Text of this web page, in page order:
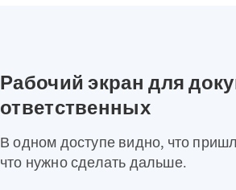
Рабочий экран для
ответственных
В одном доступе видно, что
что нужно сделать дальше.